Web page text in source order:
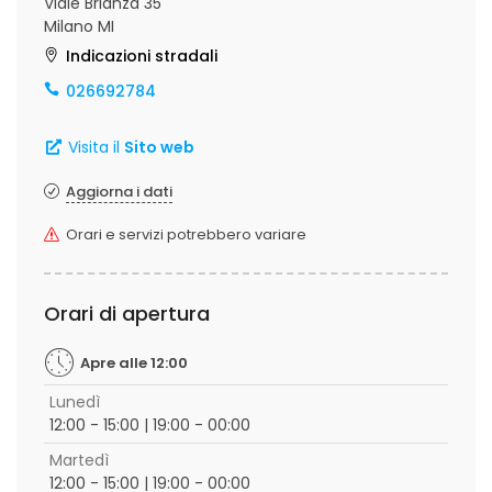
Milano MI
Indicazioni stradali
026692784
Visita il Sito web
Aggiorna i dati
Orari e servizi potrebbero variare
Orari di apertura
Apre alle 12:00
Lunedì
12:00 - 15:00 | 19:00 - 00:00
Martedì
12:00 - 15:00 | 19:00 - 00:00